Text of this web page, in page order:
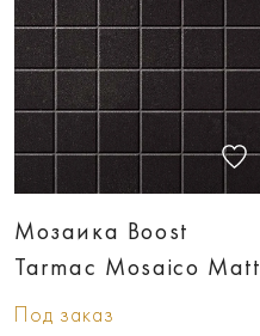
Мозаика Boost
Tarmac Mosaico Matt
Под заказ